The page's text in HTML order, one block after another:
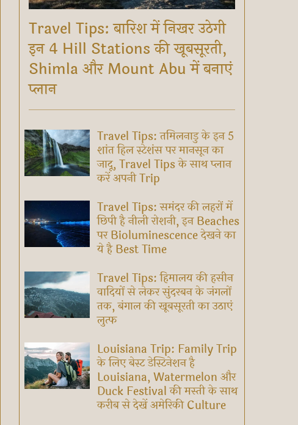
Travel Tips: बारिश में निखर उठेगी
इन 4 Hill Stations की खूबसूरती,
Shimla और Mount Abu में बनाएं
प्लान
Travel Tips: तमिलनाडु के इन 5
शांत हिल स्टेशंस पर मानसून का
जादू, Travel Tips के साथ प्लान
करें अपनी Trip
Travel Tips: समंदर की लहरों में
छिपी है नीली रोशनी, इन Beaches
पर Bioluminescence देखने का
ये है Best Time
Travel Tips: हिमालय की हसीन
वादियों से लेकर सुंदरबन के जंगलों
तक, बंगाल की खूबसूरती का उठाएं
लुत्फ
Louisiana Trip: Family Trip
के लिए बेस्ट डेस्टिनेशन है
Louisiana, Watermelon और
Duck Festival की मस्ती के साथ
करीब से देखें अमेरिकी Culture